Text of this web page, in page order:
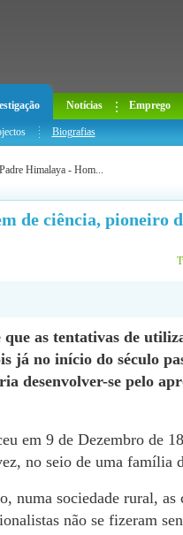
Biografias
Notícias Emprego
Padre Himalaya - Hom...
de ciência, pioneiro
que as tentativas de
já no início do século
desenvolver-se pelo
em 9 de Dezembro de
no seio de uma família
numa sociedade rural,
não se fizeram